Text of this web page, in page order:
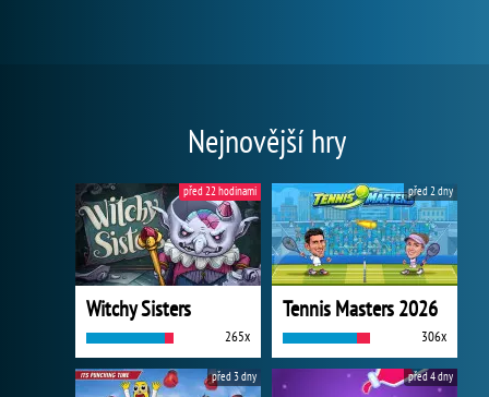
Nejnovější hry
Witchy Sisters
265x
před 22 hodinami
Tennis Masters 2026
306x
před 2 dny
před 3 dny před 4 dny